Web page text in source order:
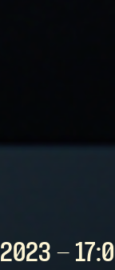
2023 -